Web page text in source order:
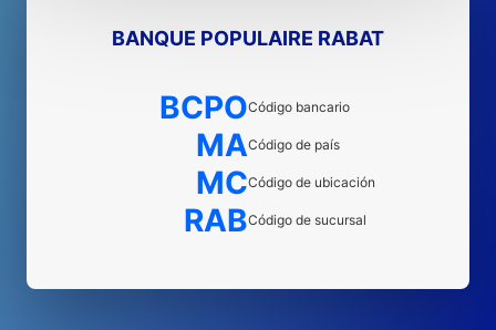
BANQUE POPULAIRE RABAT
BCPOCódigo bancario
MACódigo de país
MCCódigo de ubicación
RABCódigo de sucursal